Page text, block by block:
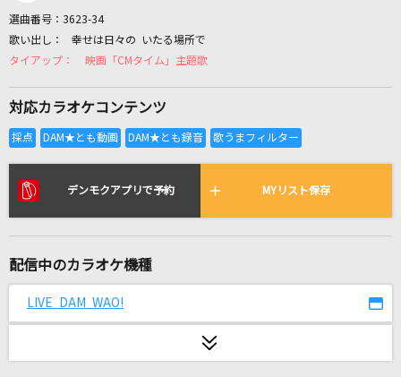
カラオケリクエスト
リアルタイムで歌われている曲の一覧
テトリス
Story
選曲番号： 3623-34
幸せは日々の いたる場所で
映画「CMタイム」主題歌
対応カラオケコンテンツ
デンモクアプリで予約 MYリスト保存
配信中のカラオケ機種
LIVE DAM WAO!